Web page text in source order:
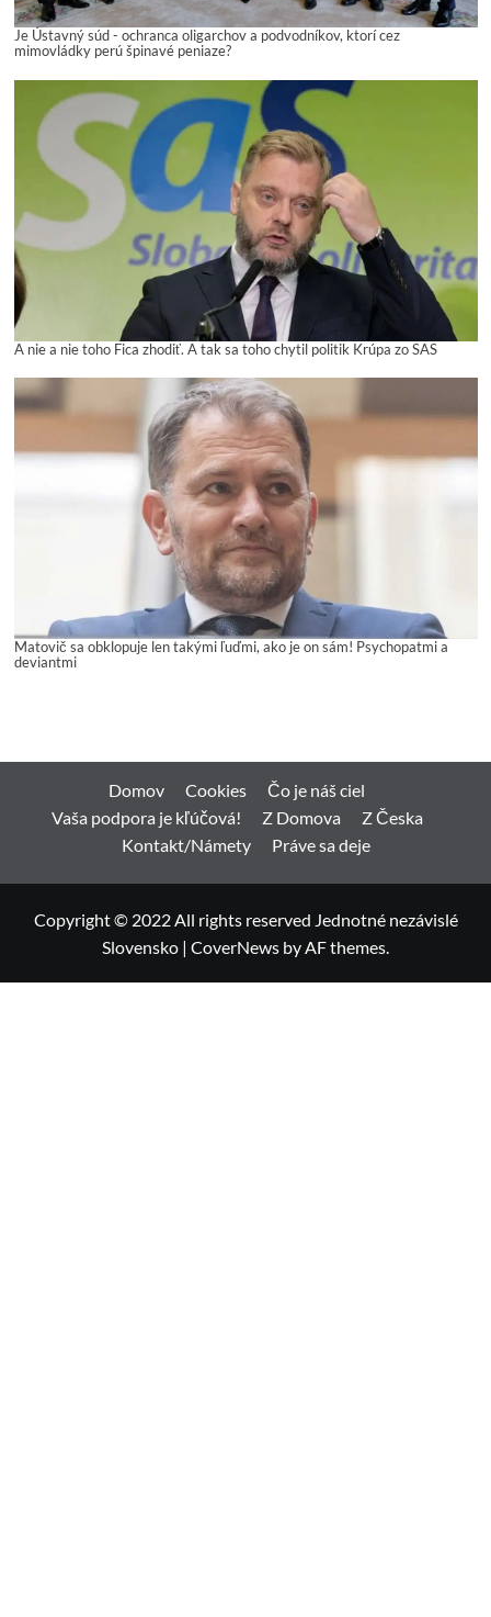
Je Ústavný súd - ochranca oligarchov a podvodníkov, ktorí cez
mimovládky perú špinavé peniaze?
A nie a nie toho Fica zhodiť. A tak sa toho chytil politik Krúpa zo SAS
Matovič sa obklopuje len takými ľuďmi, ako je on sám! Psychopatmi a
deviantmi
Domov Cookies
Čo je náš ciel
Vaša podpora je kľúčová!
Z Domova
Z Česka
Kontakt/Námety
Práve sa deje
Copyright © 2022 All rights reserved Jednotné nezávislé
Slovensko | CoverNews by AF themes.